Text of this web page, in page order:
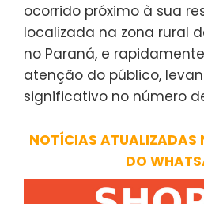
ocorrido próximo à sua
localizada na zona rural
no Paraná, e
atenção do público,
significativo no número
NOTÍCIAS ATUALIZADAS
DO